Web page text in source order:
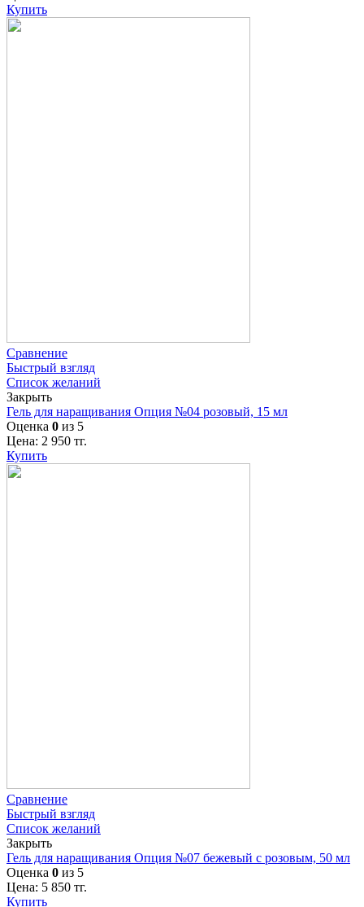
Купить
Сравнение
Быстрый взгляд
Список желаний
Закрыть
Гель для наращивания Опция №04 розовый, 15 мл
Оценка 0 из 5
Цена: 2 950 тг.
Купить
Сравнение
Быстрый взгляд
Список желаний
Закрыть
Гель для наращивания Опция №07 бежевый с розовым, 50 мл
Оценка 0 из 5
Цена: 5 850 тг.
Купить